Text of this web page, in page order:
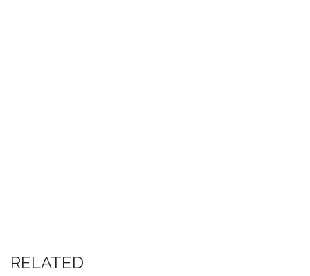
RELATED